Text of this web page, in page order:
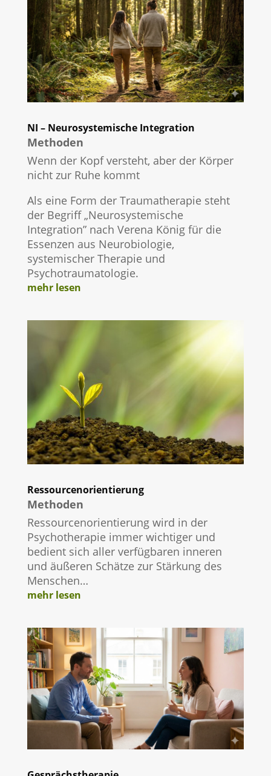
NI – Neurosystemische Integration
Methoden
Wenn der Kopf versteht, aber der Körper
nicht zur Ruhe kommt
Als eine Form der Traumatherapie steht
der Begriff „Neurosystemische
Integration” nach Verena König für die
Essenzen aus Neurobiologie,
systemischer Therapie und
Psychotraumatologie.
mehr lesen
Ressourcenorientierung
Methoden
Ressourcenorientierung wird in der
Psychotherapie immer wichtiger und
bedient sich aller verfügbaren inneren
und äußeren Schätze zur Stärkung des
Menschen…
mehr lesen